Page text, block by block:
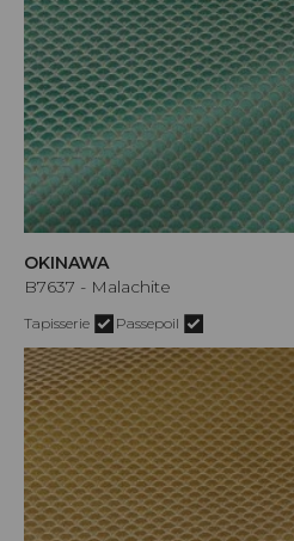
OKINAWA
B7637 - Malachite
Tapisserie Passepoil